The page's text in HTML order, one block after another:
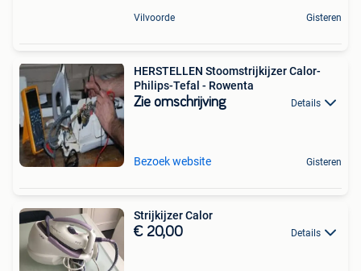
Vilvoorde Gisteren
HERSTELLEN Stoomstrijkijzer Calor-
Philips-Tefal - Rowenta
Zie omschrijving Details
Bezoek website Gisteren
Strijkijzer Calor
€ 20,00 Details